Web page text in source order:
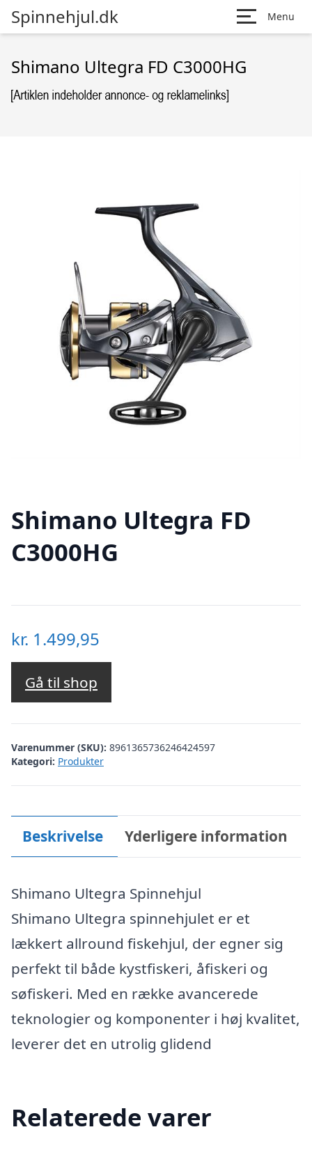
Spinnehjul.dk Menu
Shimano Ultegra FD C3000HG
Shimano Ultegra FD
C3000HG
kr. 1.499,95
Gå til shop
Varenummer (SKU): 8961365736246424597
Kategori: Produkter
Beskrivelse Yderligere information
Shimano Ultegra Spinnehjul
Shimano Ultegra spinnehjulet er et
lækkert allround fiskehjul, der egner sig
perfekt til både kystfiskeri, åfiskeri og
søfiskeri. Med en række avancerede
teknologier og komponenter i høj kvalitet,
leverer det en utrolig glidend
Relaterede varer